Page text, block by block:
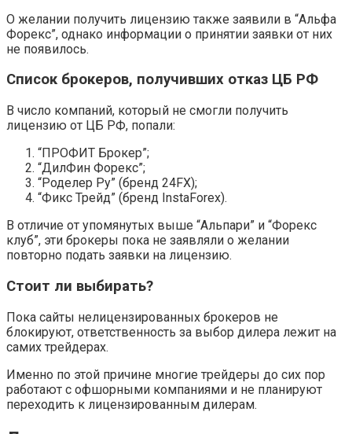
О желании получить лицензию также заявили в “Альфа
Форекс”, однако информации о принятии заявки от них
не появилось.
Список брокеров, получивших отказ ЦБ РФ
В число компаний, который не смогли получить
лицензию от ЦБ РФ, попали:
“ПРОФИТ Брокер”;
“ДилФин Форекс”;
“Роделер Ру” (бренд 24FX);
“Фикс Трейд” (бренд InstaForex).
В отличие от упомянутых выше “Альпари” и “Форекс
клуб”, эти брокеры пока не заявляли о желании
повторно подать заявки на лицензию.
Стоит ли выбирать?
Пока сайты нелицензированных брокеров не
блокируют, ответственность за выбор дилера лежит на
самих трейдерах.
Именно по этой причине многие трейдеры до сих пор
работают с офшорными компаниями и не планируют
переходить к лицензированным дилерам.